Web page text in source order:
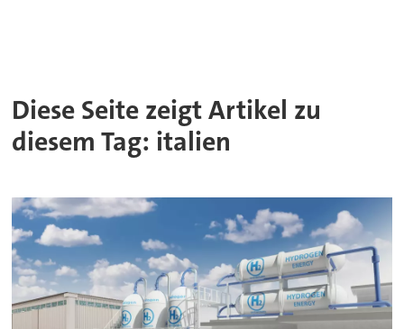
Diese Seite zeigt Artikel zu
diesem Tag: italien